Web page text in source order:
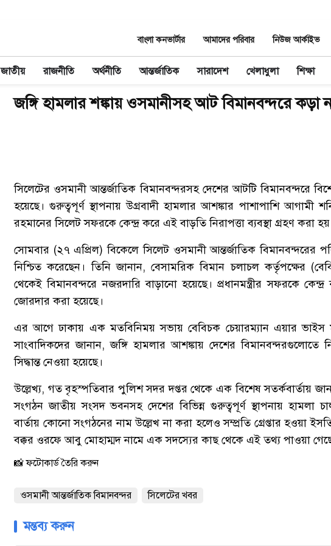
বাংলা কনভার্টার আমাদের পরিবার নিউজ আর্কাইভ
জাতীয় রাজনীতি অর্থনীতি আন্তর্জাতিক সারাদেশ খেলাধুলা শিক্ষা
জঙ্গি হামলার শঙ্কায় ওসমানীসহ আট বিমানবন্দরে কড়া
সিলেটের ওসমানী আন্তর্জাতিক বিমানবন্দরসহ দেশের আটটি বিমানবন্দরে
হয়েছে। গুরুত্বপূর্ণ স্থাপনায় উগ্রবাদী হামলার আশঙ্কার পাশাপাশি আগামী
রহমানের সিলেট সফরকে কেন্দ্র করে এই বাড়তি নিরাপত্তা ব্যবস্থা গ্রহণ করা
সোমবার (২৭ এপ্রিল) বিকেলে সিলেট ওসমানী আন্তর্জাতিক বিমানবন্দরের
নিশ্চিত করেছেন। তিনি জানান, বেসামরিক বিমান চলাচল কর্তৃপক্ষের
থেকেই বিমানবন্দরে নজরদারি বাড়ানো হয়েছে। প্রধানমন্ত্রীর সফরকে
জোরদার করা হয়েছে।
এর আগে ঢাকায় এক মতবিনিময় সভায় বেবিচক চেয়ারম্যান এয়ার ভাইস
সাংবাদিকদের জানান, জঙ্গি হামলার আশঙ্কায় দেশের বিমানবন্দরগুলোতে
সিদ্ধান্ত নেওয়া হয়েছে।
উল্লেখ্য, গত বৃহস্পতিবার পুলিশ সদর দপ্তর থেকে এক বিশেষ সতর্কবার্তায়
সংগঠন জাতীয় সংসদ ভবনসহ দেশের বিভিন্ন গুরুত্বপূর্ণ স্থাপনায় হামলা
বার্তায় কোনো সংগঠনের নাম উল্লেখ না করা হলেও সম্প্রতি গ্রেপ্তার হওয়া
বক্কর ওরফে আবু মোহাম্মদ নামে এক সদস্যের কাছ থেকে এই তথ্য পাওয়া
📸 ফটোকার্ড তৈরি করুন
ওসমানী আন্তর্জাতিক বিমানবন্দর সিলেটের খবর
মন্তব্য করুন